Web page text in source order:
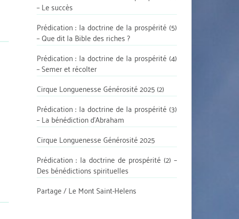
– Le succès
Prédication : la doctrine de la prospérité (5)
– Que dit la Bible des riches ?
Prédication : la doctrine de la prospérité (4)
– Semer et récolter
Cirque Longuenesse Générosité 2025 (2)
Prédication : la doctrine de la prospérité (3)
– La bénédiction d’Abraham
Cirque Longuenesse Générosité 2025
Prédication : la doctrine de prospérité (2) –
Des bénédictions spirituelles
Partage / Le Mont Saint-Helens